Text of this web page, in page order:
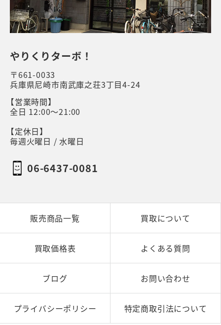
やりくりターボ！
〒661-0033
兵庫県尼崎市南武庫之荘3丁目4-24
【営業時間】
全日 12:00～21:00
【定休日】
毎週火曜日 / 水曜日
06-6437-0081
販売商品一覧 買取について
買取価格表 よくある質問
ブログ お問い合わせ
プライバシーポリシー 特定商取引法について